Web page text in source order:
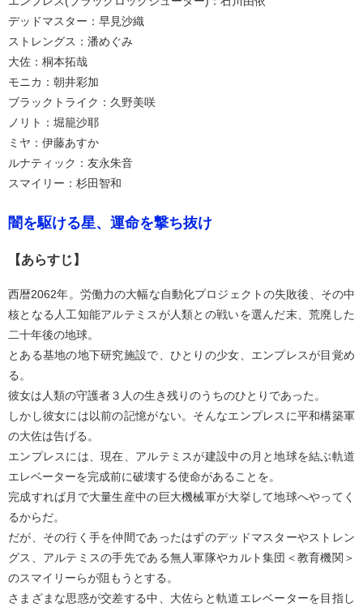
デッドマスター：早見沙織
ストレングス：潘めぐみ
大佐：桐本拓哉
モニカ：朝井彩加
ブラックトライク：久野美咲
ノリト：堀籠沙耶
ミヤ：伊藤あすか
ルナティック：友永朱音
スマイリー：杉田智和
闇を駆ける星、運命を撃ち抜け
【あらすじ】
西暦2062年。労働力の大幅な自動化プロジェクトの失敗後、その中
核となる人工知能アルテミスが人類との戦いを選んだ末、荒廃した
二十年後の地球。
とある基地の地下研究施設で、ひとりの少女、エンプレスが目覚め
る。
彼女は人類の守護者３人の生き残りのうちのひとりであった。
しかし彼女には以前の記憶がない。そんなエンプレスに平和構築軍
の大佐は告げる。
エンプレスには、現在、アルテミスが建設中の月と地球を結ぶ軌道
エレベーターを完成前に破壊する使命があることを。
完成すれば月で大量生産中の巨大機械軍が大挙して地球へやってく
るからだ。
だが、その行く手を仲間であったはずのデッドマスターやストレン
グス、アルテミスの手先である無人軍隊やカルト集団＜教育機関＞
のスマイリーらが阻もうとする。
さまざまな思惑が交差する中、大佐らと軌道エレベーターを目指し